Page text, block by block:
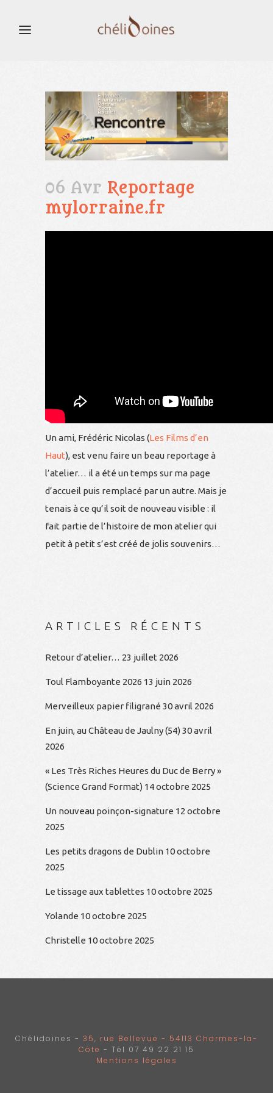
06 Avr Reportage
mylorraine.fr
Un ami, Frédéric Nicolas (Les Films d’en
Haut), est venu faire un beau reportage à
l’atelier… il a été un temps sur ma page
d’accueil puis remplacé par un autre. Mais je
tenais à ce qu’il soit de nouveau visible : il
fait partie de l’histoire de mon atelier qui
petit à petit s’est créé de jolis souvenirs…
ARTICLES RÉCENTS
Retour d’atelier… 23 juillet 2026
Toul Flamboyante 2026 13 juin 2026
Merveilleux papier filigrané 30 avril 2026
En juin, au Château de Jaulny (54)30 avril
2026
« Les Très Riches Heures du Duc de Berry »
(Science Grand Format) 14 octobre 2025
Un nouveau poinçon-signature 12 octobre
2025
Les petits dragons de Dublin 10 octobre
2025
Le tissage aux tablettes 10 octobre 2025
Yolande 10 octobre 2025
Christelle 10 octobre 2025
Chélidoines - 35, rue Bellevue - 54113 Charmes-la-
Côte - Tél 07 49 22 21 15
Mentions légales